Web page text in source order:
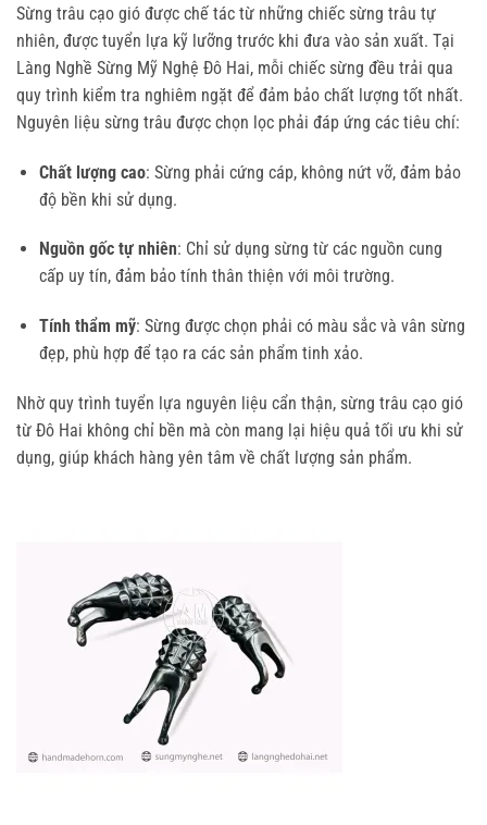
Sừng trâu cạo gió được chế tác từ những chiếc sừng trâu tự
nhiên, được tuyển lựa kỹ lưỡng trước khi đưa vào sản xuất. Tại
Làng Nghề Sừng Mỹ Nghệ Đô Hai, mỗi chiếc sừng đều trải qua
quy trình kiểm tra nghiêm ngặt để đảm bảo chất lượng tốt nhất.
Nguyên liệu sừng trâu được chọn lọc phải đáp ứng các tiêu chí:
Chất lượng cao: Sừng phải cứng cáp, không nứt vỡ, đảm bảo
độ bền khi sử dụng.
Nguồn gốc tự nhiên: Chỉ sử dụng sừng từ các nguồn cung
cấp uy tín, đảm bảo tính thân thiện với môi trường.
Tính thẩm mỹ: Sừng được chọn phải có màu sắc và vân sừng
đẹp, phù hợp để tạo ra các sản phẩm tinh xảo.
Nhờ quy trình tuyển lựa nguyên liệu cẩn thận, sừng trâu cạo gió
từ Đô Hai không chỉ bền mà còn mang lại hiệu quả tối ưu khi sử
dụng, giúp khách hàng yên tâm về chất lượng sản phẩm.